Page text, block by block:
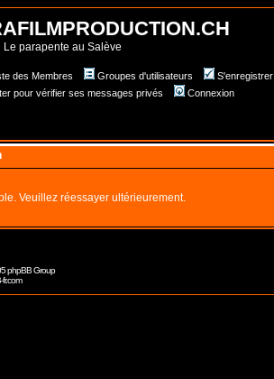
Le parapente au Salève
des Membres Groupes d'utilisateurs
S'enregistrer
pour vérifier ses messages privés Connexion
Veuillez réessayer ultérieurement.
phpBB Group